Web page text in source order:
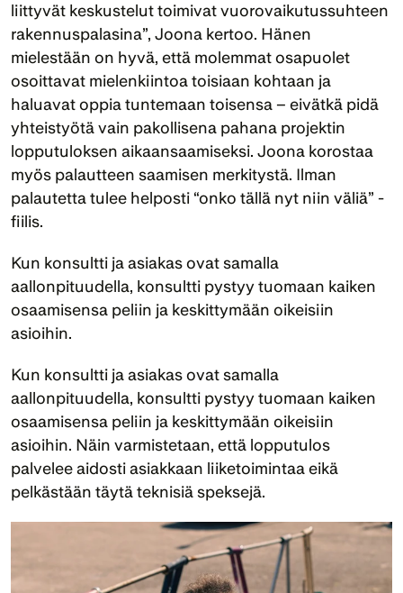
liittyvät keskustelut toimivat vuorovaikutussuhteen
rakennuspalasina”, Joona kertoo. Hänen
mielestään on hyvä, että molemmat osapuolet
osoittavat mielenkiintoa toisiaan kohtaan ja
haluavat oppia tuntemaan toisensa – eivätkä pidä
yhteistyötä vain pakollisena pahana projektin
lopputuloksen aikaansaamiseksi. Joona korostaa
myös palautteen saamisen merkitystä. Ilman
palautetta tulee helposti “onko tällä nyt niin väliä” -
fiilis.
Kun konsultti ja asiakas ovat samalla
aallonpituudella, konsultti pystyy tuomaan kaiken
osaamisensa peliin ja keskittymään oikeisiin
asioihin.
Kun konsultti ja asiakas ovat samalla
aallonpituudella, konsultti pystyy tuomaan kaiken
osaamisensa peliin ja keskittymään oikeisiin
asioihin. Näin varmistetaan, että lopputulos
palvelee aidosti asiakkaan liiketoimintaa eikä
pelkästään täytä teknisiä speksejä.